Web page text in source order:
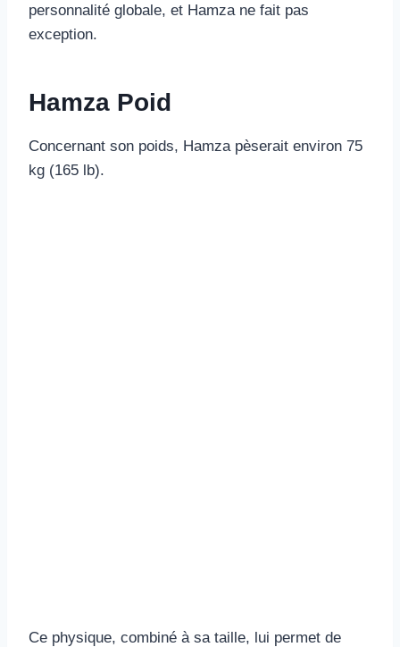
personnalité globale, et Hamza ne fait pas
exception.
Hamza Poid
Concernant son poids, Hamza pèserait environ 75
kg (165 lb).
Ce physique, combiné à sa taille, lui permet de